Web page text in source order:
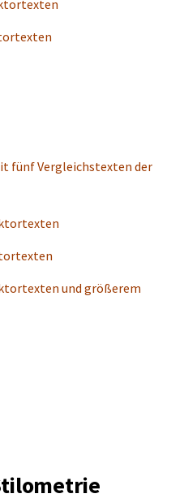
fünf Vergleichstexten der
und größerem